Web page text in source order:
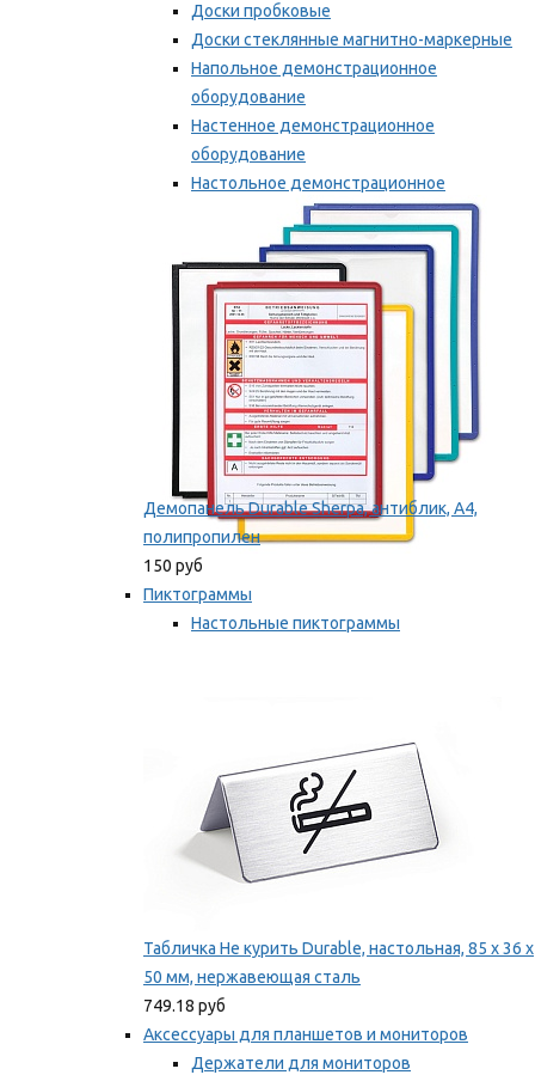
Доски пробковые
Доски стеклянные магнитно-маркерные
Напольное демонстрационное
оборудование
Настенное демонстрационное
оборудование
Настольное демонстрационное
оборудование
Мы рекомендуем
Демопанель Durable Sherpa, антиблик, А4,
полипропилен
150 руб
Пиктограммы
Настольные пиктограммы
Табличка Не курить Durable, настольная, 85 x 36 x
50 мм, нержавеющая сталь
749.18 руб
Аксессуары для планшетов и мониторов
Держатели для мониторов